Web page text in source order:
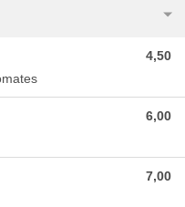
4,50
6,00
7,00